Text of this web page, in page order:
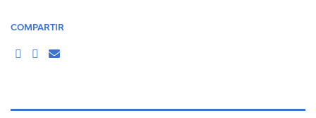
COMPARTIR